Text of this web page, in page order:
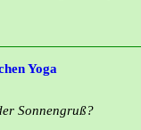
Yoga
Sonnengruß?